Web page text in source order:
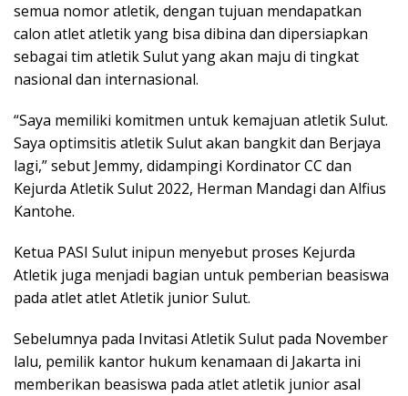
semua nomor atletik, dengan tujuan mendapatkan
calon atlet atletik yang bisa dibina dan dipersiapkan
sebagai tim atletik Sulut yang akan maju di tingkat
nasional dan internasional.
“Saya memiliki komitmen untuk kemajuan atletik Sulut.
Saya optimsitis atletik Sulut akan bangkit dan Berjaya
lagi,” sebut Jemmy, didampingi Kordinator CC dan
Kejurda Atletik Sulut 2022, Herman Mandagi dan Alfius
Kantohe.
Ketua PASI Sulut inipun menyebut proses Kejurda
Atletik juga menjadi bagian untuk pemberian beasiswa
pada atlet atlet Atletik junior Sulut.
Sebelumnya pada Invitasi Atletik Sulut pada November
lalu, pemilik kantor hukum kenamaan di Jakarta ini
memberikan beasiswa pada atlet atletik junior asal